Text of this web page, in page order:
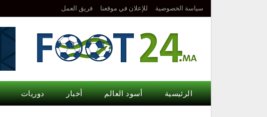
سياسة الخصوصية للإعلان في موقعنا فريق العمل
الرئيسية أسود العالم أخبار دوريات